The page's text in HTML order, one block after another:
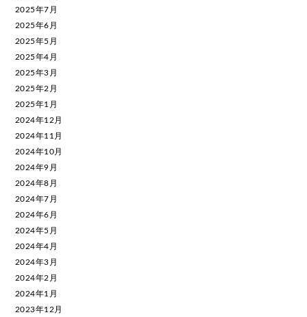
2025年7月
2025年6月
2025年5月
2025年4月
2025年3月
2025年2月
2025年1月
2024年12月
2024年11月
2024年10月
2024年9月
2024年8月
2024年7月
2024年6月
2024年5月
2024年4月
2024年3月
2024年2月
2024年1月
2023年12月